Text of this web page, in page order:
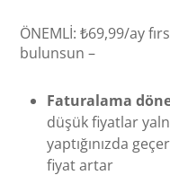
ÖNEMLİ: ₺69,99/ay
bulunsun –
Faturalama
düşük fiyatlar
yaptığınızda
fiyat artar